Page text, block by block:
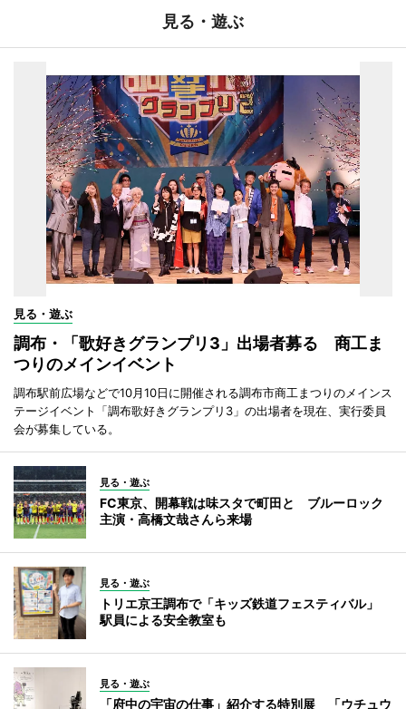
見る・遊ぶ
見る・遊ぶ
調布・「歌好きグランプリ3」出場者募る 商工ま
つりのメインイベント
調布駅前広場などで10月10日に開催される調布市商工まつりのメインス
テージイベント「調布歌好きグランプリ3」の出場者を現在、実行委員
会が募集している。
見る・遊ぶ
FC東京、開幕戦は味スタで町田と ブルーロック
主演・高橋文哉さんら来場
見る・遊ぶ
トリエ京王調布で「キッズ鉄道フェスティバル」
駅員による安全教室も
見る・遊ぶ
「府中の宇宙の仕事」紹介する特別展 「ウチュウ